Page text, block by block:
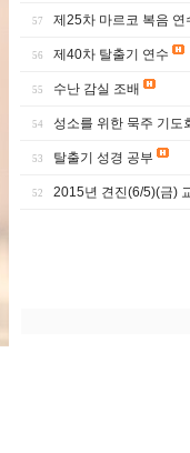
57 제25차 마르코 복음 연
56 제40차 탈출기 연수
55 수난 감실 조배
54 성소를 위한 묵주 기도
53 탈출기 성경 공부
52 2015년 견진(6/5)(금)